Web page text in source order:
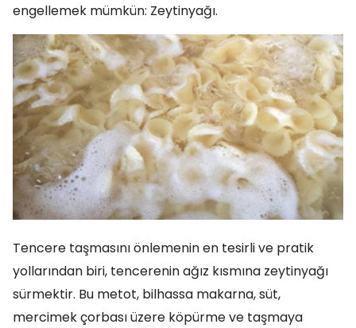
engellemek mümkün: Zeytinyağı.
Tencere taşmasını önlemenin en tesirli ve pratik
yollarından biri, tencerenin ağız kısmına zeytinyağı
sürmektir. Bu metot, bilhassa makarna, süt,
mercimek çorbası üzere köpürme ve taşmaya